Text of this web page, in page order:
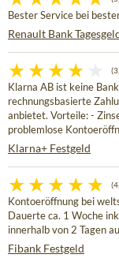
Bester Service bei
Renault Bank
Klarna AB ist keine
rechnungsbasierte
anbietet. Vorteile: -
problemlose
Klarna+ Festgeld
Kontoeröffnung bei
Dauerte ca. 1 Woche
innerhalb von 2 Tagen
Fibank Festgeld